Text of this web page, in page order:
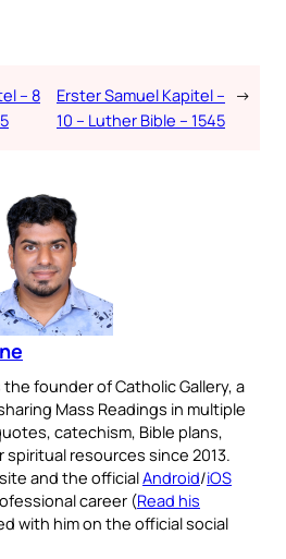
– 8
Erster Samuel Kapitel –
10 – Luther Bible – 1545
→
founder of Catholic Gallery, a
Mass Readings in multiple
catechism, Bible plans,
resources since 2013.
and the officialAndroid/iOS
career (Read his
with him on the official social